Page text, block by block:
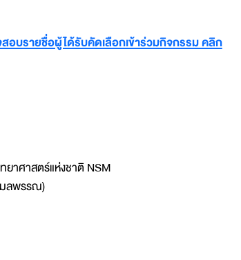
สอบรายชื่อผู้ได้รับคัดเลือกเข้าร่วมกิจกรรม คลิก
าศาสตร์แห่งชาติ NSM
ลพรรณ)